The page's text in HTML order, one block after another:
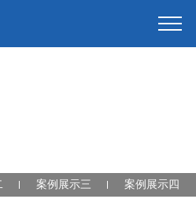
案例展示三 案例展示四